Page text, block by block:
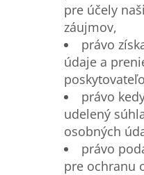
pre účely
záujmov,
právo
údaje a
právo
udelený
osobných
právo
pre ochranu